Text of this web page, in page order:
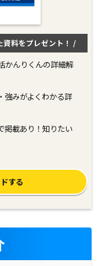
資料をプレゼント！ /
かんりくんの詳細解
強みがよくわかる詳
掲載あり！知りたい
する